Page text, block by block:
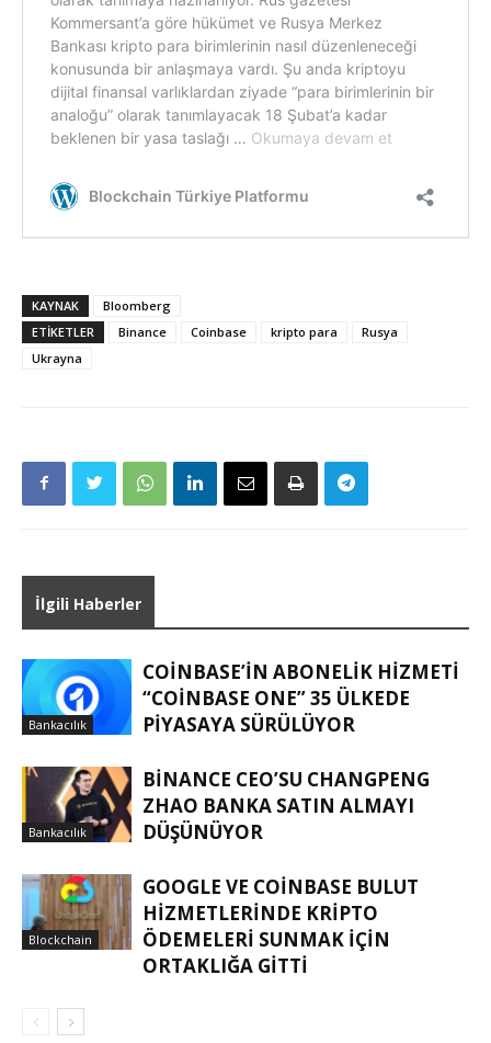
KAYNAK
Bloomberg
ETIKETLER
Binance Coinbase kripto para
Rusya
Ukrayna
İlgili Haberler
Bankacılık
COINBASE’IN ABONELIK HIZMETI
“COINBASE ONE” 35 ÜLKEDE
PIYASAYA SÜRÜLÜYOR
Bankacılık
BINANCE CEO’SU CHANGPENG
ZHAO BANKA SATIN ALMAYI
DÜŞÜNÜYOR
Blockchain
GOOGLE VE COINBASE BULUT
HIZMETLERINDE KRIPTO
ÖDEMELERI SUNMAK IÇIN
ORTAKLIĞA GITTI